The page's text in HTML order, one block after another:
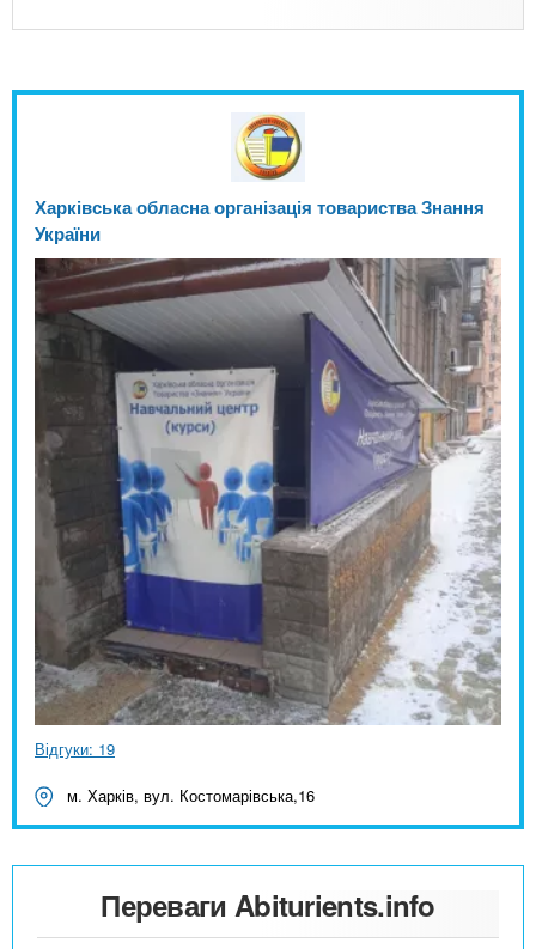
Харківська обласна організація товариства Знання
України
Відгуки: 19
м. Харків, вул. Костомарівська,16
Переваги Abiturients.info